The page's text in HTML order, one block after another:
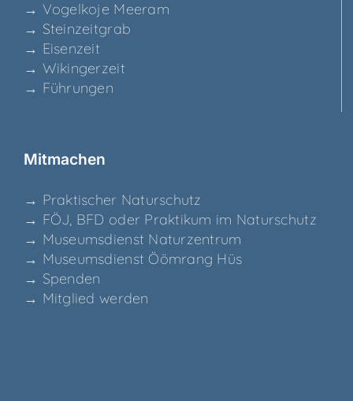
→ Vogel­ko­je Meeram
→ Stein­zeit­grab
→ Eisen­zeit
→ Wikin­ger­zeit
→ Füh­run­gen
Mit­ma­chen
→ Prak­ti­scher Naturschutz
→ FÖJ, BFD oder Prak­ti­kum im Naturschutz
→ Muse­ums­dienst Naturzentrum
→ Muse­ums­dienst Ööm­rang Hüs
→ Spen­den
→ Mit­glied werden